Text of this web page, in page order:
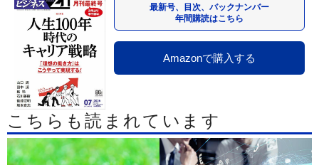
最新号、目次、バックナンバー
年間購読はこちら
Amazonで購入する
こちらも読まれています